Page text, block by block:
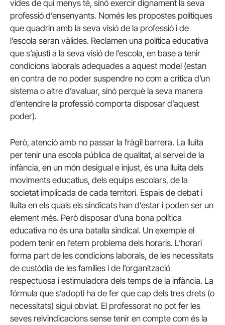
vides de qui menys té, sinó exercir dignament la seva
professió d’ensenyants. Només les propostes polítiques
que quadrin amb la seva visió de la professió i de
l’escola seran vàlides. Reclamen una política educativa
que s’ajusti a la seva visió de l’escola, en base a tenir
condicions laborals adequades a aquest model (estan
en contra de no poder suspendre no com a critica d’un
sistema o altre d’avaluar, sinó perquè la seva manera
d’entendre la professió comporta disposar d’aquest
poder).
Però, atenció amb no passar la fràgil barrera. La lluita
per tenir una escola pública de qualitat, al servei de la
infància, en un món desigual e injust, és una lluita dels
moviments educatius, dels equips escolars, de la
societat implicada de cada territori. Espais de debat i
lluita en els quals els sindicats han d’estar i poden ser un
element més. Però disposar d’una bona política
educativa no és una batalla sindical. Un exemple el
podem tenir en l’etern problema dels horaris. L’horari
forma part de les condicions laborals, de les necessitats
de custòdia de les famílies i de l’organització
respectuosa i estimuladora dels temps de la infància. La
fórmula que s’adopti ha de fer que cap dels tres drets (o
necessitats) sigui obviat. El professorat no pot fer les
seves reivindicacions sense tenir en compte com és la